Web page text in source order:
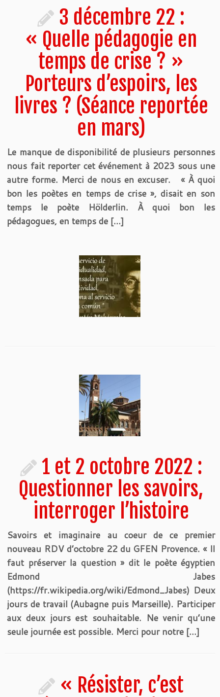
3 décembre 22 :
« Quelle pédagogie en
temps de crise ? »
Porteurs d’espoirs, les
livres ? (Séance reportée
en mars)
Le manque de disponibilité de plusieurs personnes
nous fait reporter cet événement à 2023 sous une
autre forme. Merci de nous en excuser. « À quoi
bon les poètes en temps de crise », disait en son
temps le poète Hölderlin. À quoi bon les
pédagogues, en temps de […]
1 et 2 octobre 2022 :
Questionner les savoirs,
interroger l’histoire
Savoirs et imaginaire au coeur de ce premier
nouveau RDV d’octobre 22 du GFEN Provence. « Il
faut préserver la question » dit le poète égyptien
Edmond Jabes
(https://fr.wikipedia.org/wiki/Edmond_Jabes) Deux
jours de travail (Aubagne puis Marseille). Participer
aux deux jours est souhaitable. Ne venir qu’une
seule journée est possible. Merci pour notre […]
« Résister, c’est